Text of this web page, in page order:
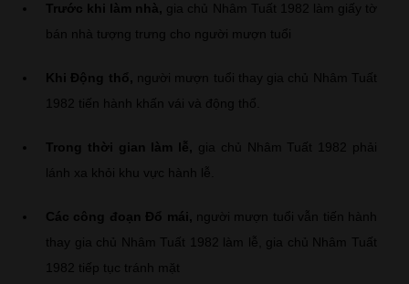
Trước khi làm nhà, gia chủ Nhâm Tuất 1982 làm giấy tờ
bán nhà tượng trưng cho người mượn tuổi
Khi Động thổ, người mượn tuổi thay gia chủ Nhâm Tuất
1982 tiến hành khấn vái và động thổ.
Trong thời gian làm lễ, gia chủ Nhâm Tuất 1982 phải
lánh xa khỏi khu vực hành lễ.
Các công đoạn Đổ mái, người mượn tuổi vẫn tiến hành
thay gia chủ Nhâm Tuất 1982 làm lễ, gia chủ Nhâm Tuất
1982 tiếp tục tránh mặt